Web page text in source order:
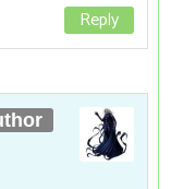
Reply